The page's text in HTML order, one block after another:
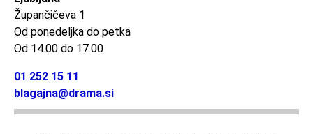
Župančičeva 1
Od ponedeljka do petka
Od 14.00 do 17.00
01 252 15 11
blagajna@drama.si